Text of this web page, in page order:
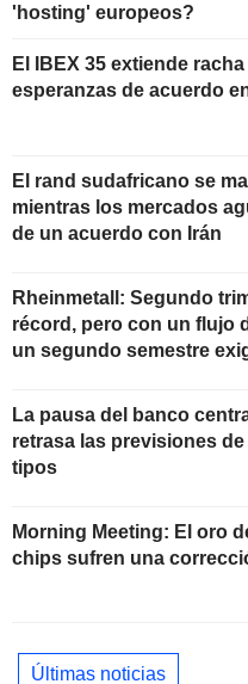
'hosting' europeos?
El IBEX 35 extiende
esperanzas de acuerdo
El rand sudafricano se
mientras los mercados
de un acuerdo con Irán
Rheinmetall: Segundo
récord, pero con un flujo
un segundo semestre
La pausa del banco
retrasa las previsiones
tipos
Morning Meeting: El oro
chips sufren una
Últimas noticias